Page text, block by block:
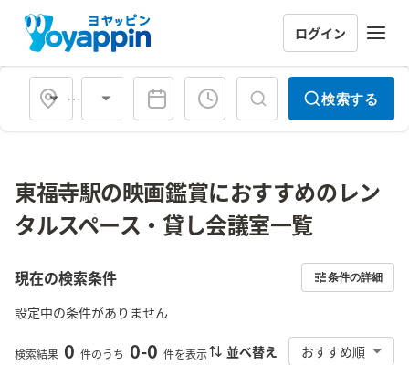
ログイン
会場タイプ 検索する
東福寺駅の映画鑑賞におすすめのレン
タルスペース・貸し会議室一覧
現在の検索条件 条件の詳細
設定中の条件がありません
検索結果 0 件のうち 0-0 件を表示 並べ替え おすすめ順